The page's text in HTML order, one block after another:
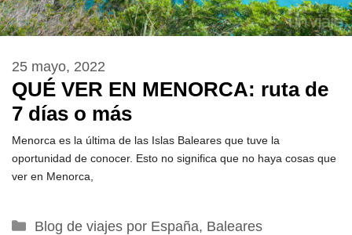
QUÉ VER EN MENORCA: ruta de
7 días o más
25 mayo, 2022
Menorca es la última de las Islas Baleares que tuve la
oportunidad de conocer. Esto no significa que no haya cosas que
ver en Menorca,
Categorías
Blog de viajes por España, Baleares